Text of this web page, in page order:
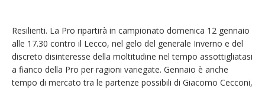
Resilienti. La Pro ripartirà in campionato domenica 12 gennaio
alle 17.30 contro il Lecco, nel gelo del generale Inverno e del
discreto disinteresse della moltitudine nel tempo assottigliatasi
a fianco della Pro per ragioni variegate. Gennaio è anche
tempo di mercato tra le partenze possibili di Giacomo Cecconi,